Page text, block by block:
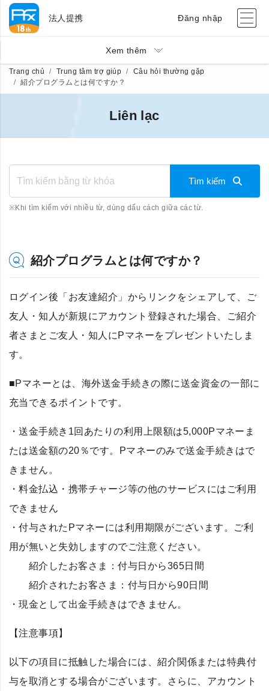
法人提携 Đăng nhập
Xem thêm
Trang chủ Trung tâm trợ giúp
Câu hỏi thường gặp
紹介プログラムとは何ですか？
Liên lạc
Tìm kiếm
※Khi tìm kiếm với nhiều từ, dùng dấu cách giữa các từ.
紹介プログラムとは何ですか？
ログイン後「お友達紹介」からリンクをシェアして、ご
友人・知人が新規にアカウント登録された場合、ご紹介
者さまとご友人・知人にPマネーをプレゼントいたしま
す。
■Pマネーとは、海外送金手続きの際に送金資金の一部に
充当できるポイントです。
・送金手続き1回あたりの利用上限額は5,000Pマネーま
たは送金額の20％です。Pマネーのみで送金手続きはで
きません。
・料金払込・携帯チャージ等の他のサービスにはご利用
できません
・付与されたPマネーには利用期限がございます。ご利
用が無いと失効しますのでご注意ください。
紹介したお客さま：付与日から365日間
紹介されたお客さま：付与日から90日間
・現金として出金手続きはできません。
【注意事項】
以下の項目に抵触した場合には、紹介関係または特典付
与を取消とする場合がございます。さらに、アカウント